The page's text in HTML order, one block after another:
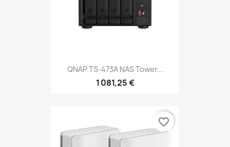
QNAP TS-473A NAS Tower...
1 081,25 €
favorite_border